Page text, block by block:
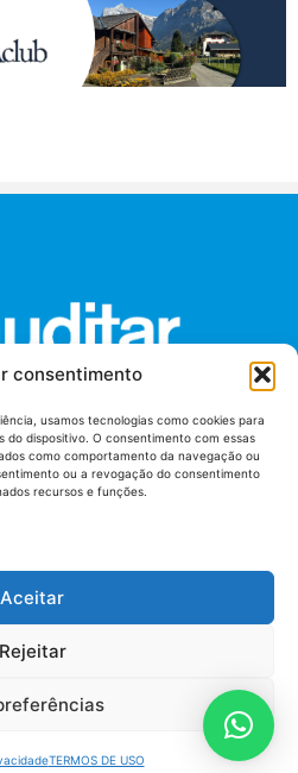
consentimento
usamos tecnologias como cookies para
dispositivo. O consentimento com essas
como comportamento da navegação ou
ou a revogação do consentimento
recursos e funções.
Aceitar
Rejeitar
TERMOS DE USO
de Controle Externo -
Sul (SAF/Sul), Qd. 04, Lt. 01
(TCU), Subsolo, Sala S04
uso